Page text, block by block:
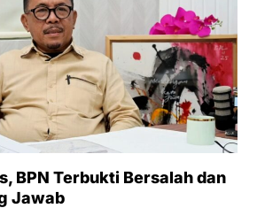
BPN Terbukti Bersalah dan
Jawab